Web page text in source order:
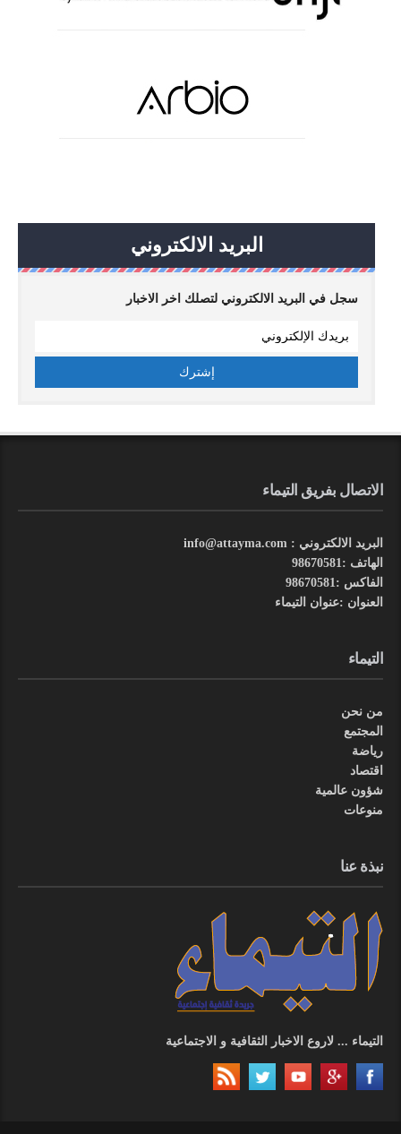
البريد الالكتروني
سجل في البريد الالكتروني لتصلك اخر الاخبار
الاتصال بفريق التيماء
البريد الالكتروني : info@attayma.com
الهاتف :98670581
الفاكس :98670581
العنوان :عنوان التيماء
التيماء
من نحن
المجتمع
رياضة
اقتصاد
شؤون عالمية
منوعات
نبذة عنا
التيماء ... لاروع الاخبار الثقافية و الاجتماعية